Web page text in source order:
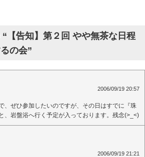
【告知】第２回 やや無茶な日程
の会”
2006/09/19 20:57
、ぜひ参加したいのですが、その日はすでに『珠
、岩盤浴へ行く予定が入っております。残念(>_<)
2006/09/19 21:21